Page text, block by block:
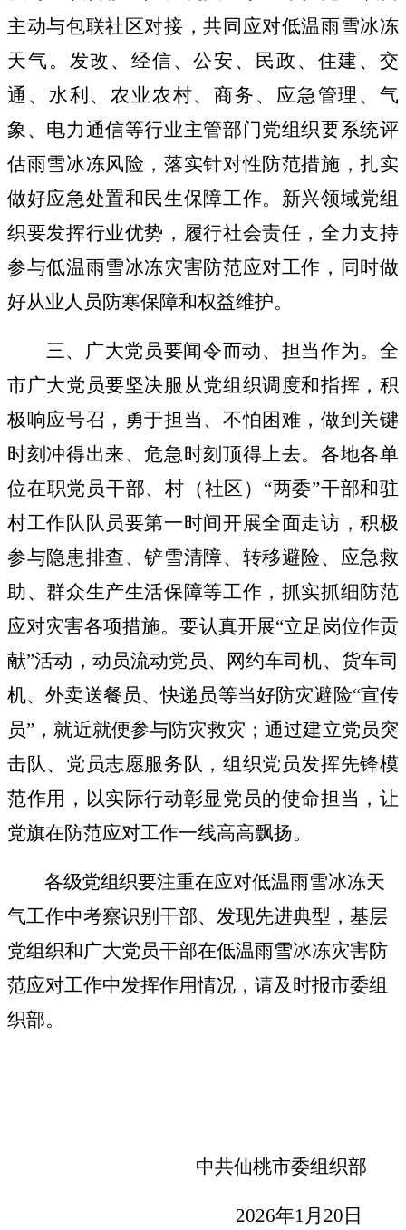
主动与包联社区对接，共同应对低温雨雪冰冻
天气。发改、经信、公安、民政、 住建、交
通、水利、农业农村、商务、应急管理、气
象、电力通信等行业主管部门党组织要系统评
估雨雪冰冻风险，落实针对性防范措施，扎实
做好应急处置和民生保障工作。 新兴领域党组
织要发挥行业优势， 履行社会责任，全力支持
参与低温雨雪冰冻灾害防范应对工作，同时做
好从业人员防寒保障和权益维护。
三、广大党员要闻令而动、担当作为。 全
市广大党员要坚决服从党组织调度和指挥，积
极响应号召，勇于担当、不怕困难，做到 关键
时刻冲得出来、危急时刻顶得上去。各地各单
位在职党员干部、村（社区） “两委”干部和驻
村工作队队员要第一时间开展全面走访，积极
参与隐患排查、铲雪清障、转移避险、应急救
助、群众生产生活保障等工作， 抓实抓细防范
应对灾害各项措施。要认真开展“立足岗位作贡
献”活动， 动员流动党员、网约车司机、货车司
机、外卖送餐员、快递员等当好防灾避险“宣传
员”，就近就便参与防灾救灾 ；通过建立党员突
击队、党员志愿服务队， 组织党员发挥先锋模
范作用 ，以实际行动彰显党员的使命担当，让
党旗在防范应对工作一线高高飘扬。
各级党组织要注重在应对低温雨雪冰冻天
气工作中考察识别干部、发现先进典型，基层
党组织和广大党员干部在低温雨雪冰冻灾害防
范应对工作中发挥作用情况，请及时报市委组
织部。
中共仙桃市委组织部
2026年1 月 20 日